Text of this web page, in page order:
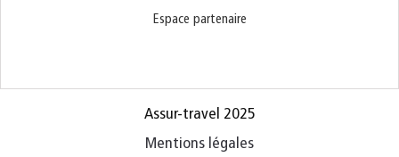
Espace partenaire
Assur-travel 2025
Mentions légales